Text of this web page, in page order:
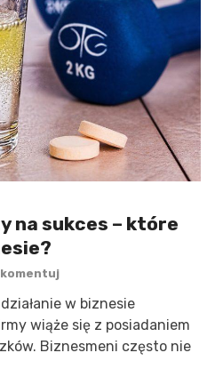
na sukces – które
w biznesie
wiąże się z posiadaniem
Biznesmeni często nie